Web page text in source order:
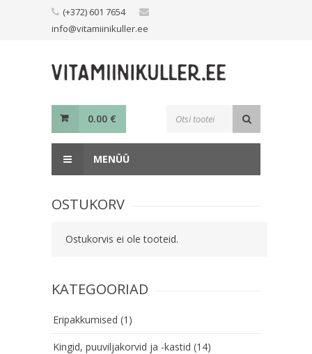
(+372) 601 7654
info@vitamiinikuller.ee
0.00 €
MENÜÜ
OSTUKORV
Ostukorvis ei ole tooteid.
KATEGOORIAD
Eripakkumised (1)
Kingid, puuviljakorvid ja -kastid (14)